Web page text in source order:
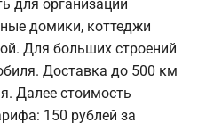
для организации
домики, коттеджи
Для больших строений
Доставка до 500 км
Далее стоимость
150 рублей за